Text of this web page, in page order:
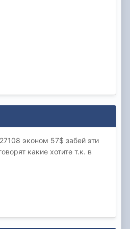
эконом 57$ забей эти
какие хотите т.к. в